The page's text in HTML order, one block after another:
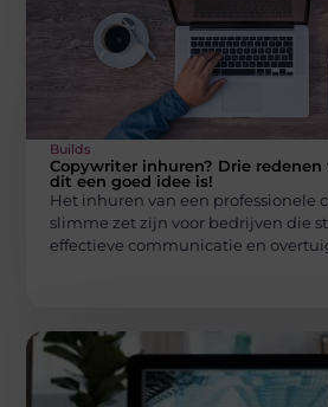
Builds
Copywriter inhuren? Drie redenen
dit een goed idee is!
Het inhuren van een professionele
slimme zet zijn voor bedrijven die
effectieve communicatie en